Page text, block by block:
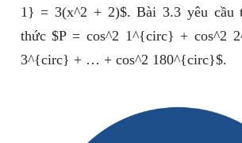
1} = 3(x^2 + 2)$. Bài 3.3 yêu cầu
thức $P = cos^2 1^{circ} + cos^2
3^{circ} + … + cos^2 180^{circ}$.